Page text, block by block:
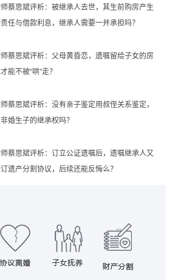
蔡思斌评析：被继承人去世，其生前购房产生
任与借款利息，继承人需要一并承担吗？
蔡思斌评析：父母黄昏恋，遗嘱留给子女的房
能不被“哄”走？
蔡思斌评析：没有亲子鉴定用叔侄关系鉴定，
婚生子的继承权吗？
蔡思斌评析：订立公证遗嘱后，遗嘱继承人又
遗产分割协议，后续还能反悔么？